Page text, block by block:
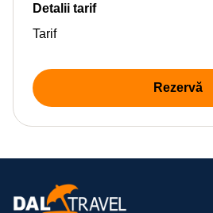
Detalii tarif
Tarif
Rezervă